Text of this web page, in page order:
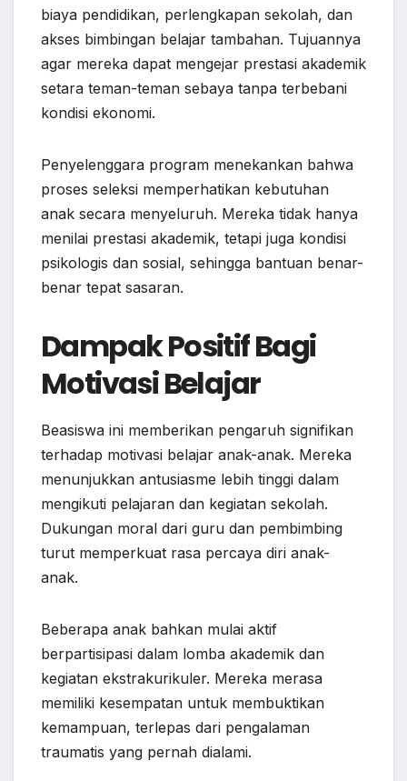
biaya pendidikan, perlengkapan sekolah, dan
akses bimbingan belajar tambahan. Tujuannya
agar mereka dapat mengejar prestasi akademik
setara teman-teman sebaya tanpa terbebani
kondisi ekonomi.
Penyelenggara program menekankan bahwa
proses seleksi memperhatikan kebutuhan
anak secara menyeluruh. Mereka tidak hanya
menilai prestasi akademik, tetapi juga kondisi
psikologis dan sosial, sehingga bantuan benar-
benar tepat sasaran.
Dampak Positif Bagi
Motivasi Belajar
Beasiswa ini memberikan pengaruh signifikan
terhadap motivasi belajar anak-anak. Mereka
menunjukkan antusiasme lebih tinggi dalam
mengikuti pelajaran dan kegiatan sekolah.
Dukungan moral dari guru dan pembimbing
turut memperkuat rasa percaya diri anak-
anak.
Beberapa anak bahkan mulai aktif
berpartisipasi dalam lomba akademik dan
kegiatan ekstrakurikuler. Mereka merasa
memiliki kesempatan untuk membuktikan
kemampuan, terlepas dari pengalaman
traumatis yang pernah dialami.